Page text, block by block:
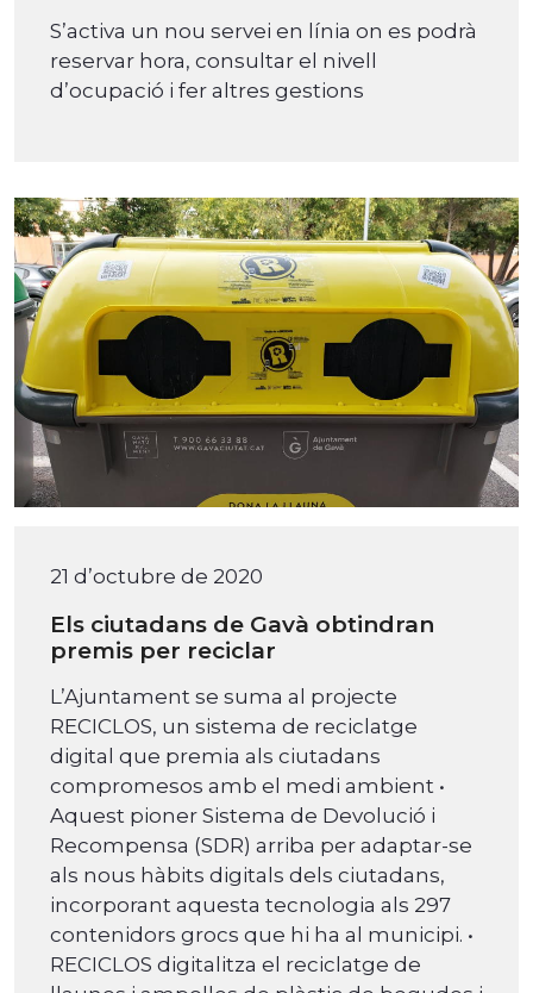
S’activa un nou servei en línia on es podrà
reservar hora, consultar el nivell
d’ocupació i fer altres gestions
21 d’octubre de 2020
Els ciutadans de Gavà obtindran
premis per reciclar
L’Ajuntament se suma al projecte
RECICLOS, un sistema de reciclatge
digital que premia als ciutadans
compromesos amb el medi ambient •
Aquest pioner Sistema de Devolució i
Recompensa (SDR) arriba per adaptar-se
als nous hàbits digitals dels ciutadans,
incorporant aquesta tecnologia als 297
contenidors grocs que hi ha al municipi. •
RECICLOS digitalitza el reciclatge de